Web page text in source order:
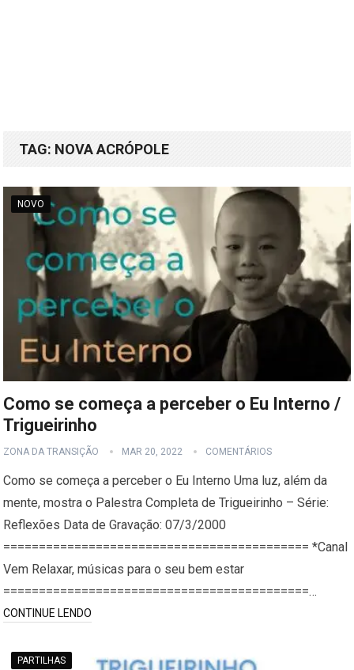
TAG: NOVA ACRÓPOLE
NOVO
Como se começa a perceber o Eu Interno /
Trigueirinho
ZONA DA TRANSIÇÃO MAR 20, 2022 COMENTÁRIOS
Como se começa a perceber o Eu Interno Uma luz, além da
mente, mostra o Palestra Completa de Trigueirinho – Série:
Reflexões Data de Gravação: 07/3/2000
=========================================== *Canal
Vem Relaxar, músicas para o seu bem estar
===========================================…
CONTINUE LENDO
PARTILHAS